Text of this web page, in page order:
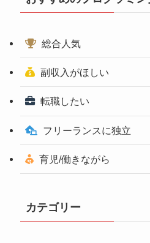
総合人気
副収入がほしい
転職したい
フリーランスに独立
育児/働きながら
カテゴリー